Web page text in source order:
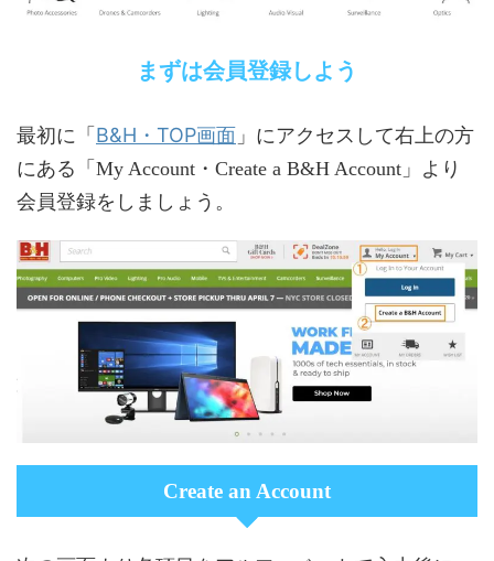
まずは会員登録しよう
最初に「 B&H・TOP画面 」にアクセスして右上の方
にある「My Account・Create a B&H Account」より
会員登録をしましょう。
Create an Account